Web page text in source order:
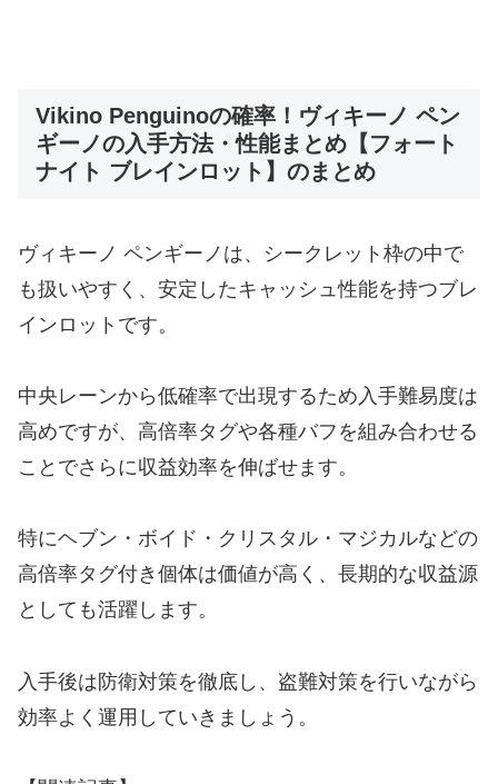
Vikino Penguinoの確率！ヴィキーノ ペン
ギーノの入手方法・性能まとめ【フォート
ナイト ブレインロット】のまとめ
ヴィキーノ ペンギーノは、シークレット枠の中で
も扱いやすく、安定したキャッシュ性能を持つブレ
インロットです。
中央レーンから低確率で出現するため入手難易度は
高めですが、高倍率タグや各種バフを組み合わせる
ことでさらに収益効率を伸ばせます。
特にヘブン・ボイド・クリスタル・マジカルなどの
高倍率タグ付き個体は価値が高く、長期的な収益源
としても活躍します。
入手後は防衛対策を徹底し、盗難対策を行いながら
効率よく運用していきましょう。